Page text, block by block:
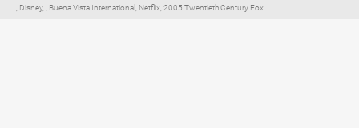
, Disney, , Buena Vista International, Netflix, 2005 Twentieth Century Fox...